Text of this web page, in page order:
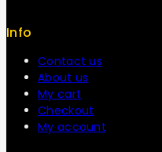
Info
Contact us
About us
My cart
Checkout
My account